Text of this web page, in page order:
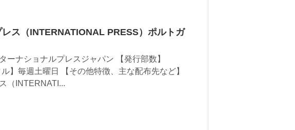
ス（INTERNATIONAL PRESS）ポルトガ
ーナショナルプレスジャパン 【発行部数】
】毎週土曜日 【その他特徴、主な配布先など】
（INTERNATI...